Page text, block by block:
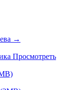
→
Просмотреть